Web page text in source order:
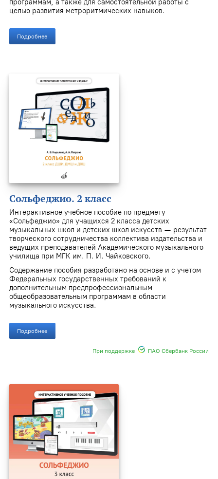
программам, а также для самостоятельной работы с
целью развития метроритмических навыков.
Подробнее
Сольфеджио. 2 класс
Интерактивное учебное пособие по предмету
«Сольфеджио» для учащихся 2 класса детских
музыкальных школ и детских школ искусств — результат
творческого сотрудничества коллектива издательства и
ведущих преподавателей Академического музыкального
училища при МГК им. П. И. Чайковского.
Содержание пособия разработано на основе и с учетом
Федеральных государственных требований к
дополнительным предпрофессиональным
общеобразовательным программам в области
музыкального искусства.
Подробнее
При поддержке ПАО Сбербанк России